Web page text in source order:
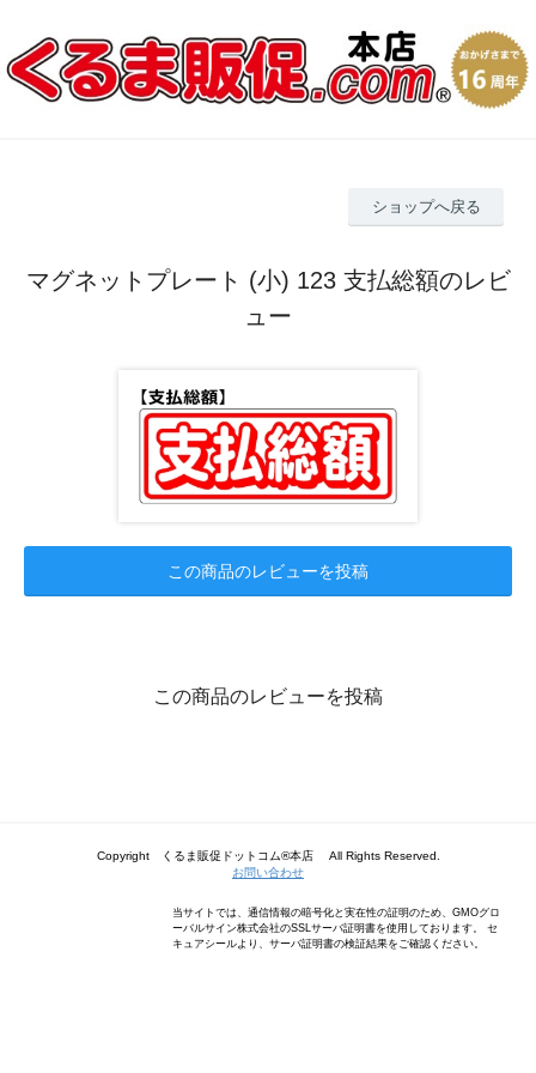
ショップへ戻る
マグネットプレート (小) 123 支払総額のレビ
ュー
この商品のレビューを投稿
この商品のレビューを投稿
Copyright くるま販促ドットコム®本店 All Rights Reserved.
お問い合わせ
当サイトでは、通信情報の暗号化と実在性の証明のため、GMOグロ
ーバルサイン株式会社のSSLサーバ証明書を使用しております。 セ
キュアシールより、サーバ証明書の検証結果をご確認ください。